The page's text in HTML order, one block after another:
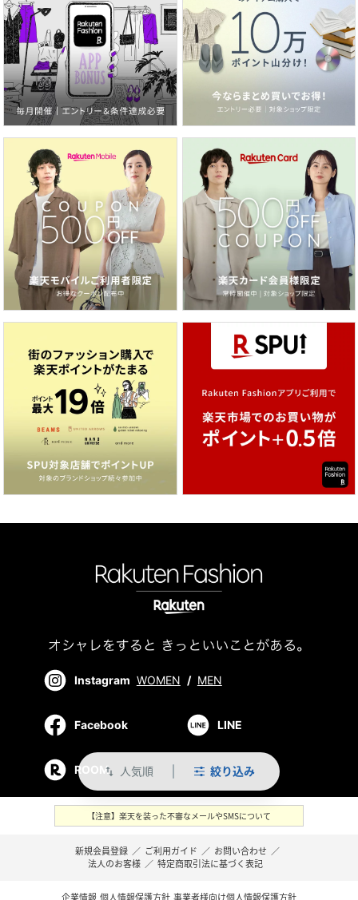
swap_vert 人気順 絞り込み
Instagram WOMEN / MEN
Facebook LINE
ROOM
【注意】楽天を装った不審なメールやSMSについて
新規会員登録 ／ ご利用ガイド ／ お問い合わせ ／
法人のお客様 ／ 特定商取引法に基づく表記